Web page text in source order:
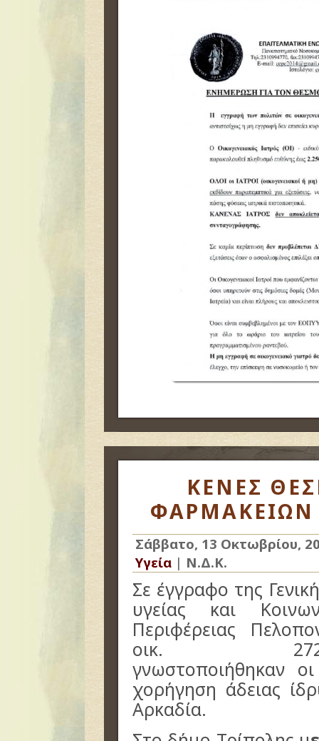
ΚΕΝΕΣ
ΦΑΡΜΑΚΕΙΩΝ
Σάββατο, 13 Οκτωβρίου,
Υγεία | Ν.Δ.Κ.
Σε έγγραφο της
υγείας και
Περιφέρειας
οικ. 272198/
γνωστοποιήθηκαν
χορήγηση άδειας
Αρκαδία.